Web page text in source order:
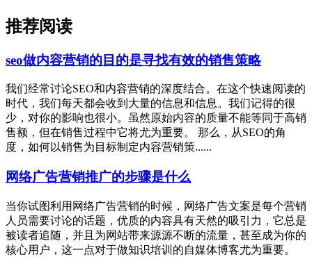
推荐阅读
seo做内容营销的目的是寻找有效的销售策略
我们经常讨论SEO和内容营销的深度结合。在这个快速阅读的
时代，我们每天都会收到大量的信息和信息。我们记得的很
少，对你的影响也很小。虽然原始内容的质量不能等同于高销
售额，但在销售过程中它将尤为重要。 那么，从SEO的角
度，如何以销售为目标制定内容营销策......
网络广告营销推广的步骤是什么
当你试图利用网络广告营销的时候，网络广告文案是每个营销
人员需要讨论的话题，优质的内容具有天然的吸引力，它总是
被读者追随，并且为网站带来源源不断的流量，甚至成为你的
核心用户，这一点对于做知识培训的自媒体博客尤为重要。